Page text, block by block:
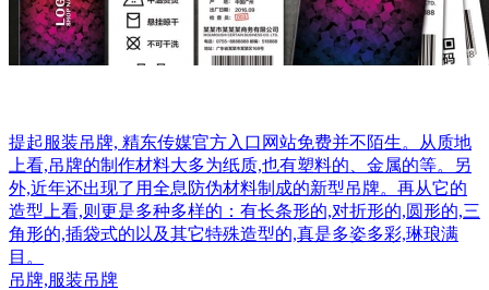
提起服装吊牌, 精东传媒官方入口网站免费并不陌生。从质地
上看,吊牌的制作材料大多为纸质,也有塑料的、金属的等。另
外,近年还出现了用全息防伪材料制成的新型吊牌。再从它的
造型上看,则更是多种多样的：有长条形的,对折形的,圆形的,三
角形的,插袋式的以及其它特殊造型的,真是多姿多彩,琳琅满
目。
吊牌,服装吊牌